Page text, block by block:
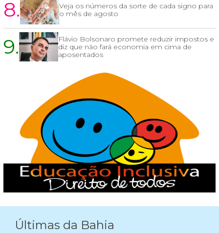
8.
Veja os números da sorte de cada signo para
o mês de agosto
9.
Flávio Bolsonaro promete reduzir impostos e
diz que não fará economia em cima de
aposentados
Últimas da Bahia